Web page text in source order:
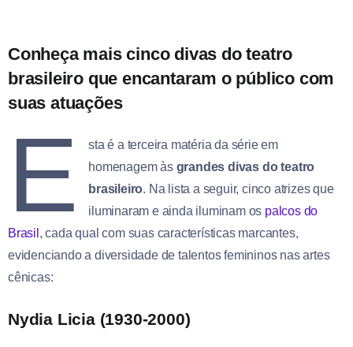
Conheça mais cinco divas do teatro
brasileiro que encantaram o público com
suas atuações
E
sta é a terceira matéria da série em
homenagem às grandes divas do teatro
brasileiro. Na lista a seguir, cinco atrizes que
iluminaram e ainda iluminam os palcos do
Brasil , cada qual com suas características marcantes,
evidenciando a diversidade de talentos femininos nas artes
cênicas:
Nydia Licia (1930-2000)